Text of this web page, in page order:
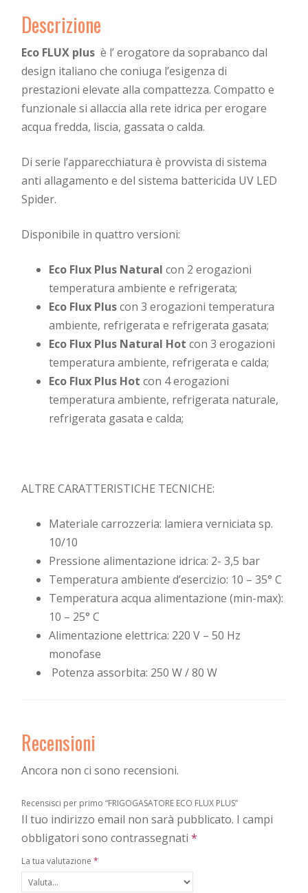
Descrizione
Eco FLUX plus è l’ erogatore da soprabanco dal
design italiano che coniuga l’esigenza di
prestazioni elevate alla compattezza. Compatto e
funzionale si allaccia alla rete idrica per erogare
acqua fredda, liscia, gassata o calda.
Di serie l’apparecchiatura è provvista di sistema
anti allagamento e del sistema battericida UV LED
Spider.
Disponibile in quattro versioni:
Eco Flux Plus Natural con 2 erogazioni
temperatura ambiente e refrigerata;
Eco Flux Pluscon 3 erogazioni temperatura
ambiente, refrigerata e refrigerata gasata;
Eco Flux Plus Natural Hot con 3 erogazioni
temperatura ambiente, refrigerata e calda;
Eco Flux Plus Hot con 4 erogazioni
temperatura ambiente, refrigerata naturale,
refrigerata gasata e calda;
ALTRE CARATTERISTICHE TECNICHE:
Materiale carrozzeria: lamiera verniciata sp.
10/10
Pressione alimentazione idrica: 2- 3,5 bar
Temperatura ambiente d’esercizio: 10 – 35° C
Temperatura acqua alimentazione (min-max):
10 – 25° C
Alimentazione elettrica: 220 V – 50 Hz
monofase
Potenza assorbita: 250 W / 80 W
Recensioni
Ancora non ci sono recensioni.
Recensisci per primo “FRIGOGASATORE ECO FLUX PLUS”
Il tuo indirizzo email non sarà pubblicato. I campi
obbligatori sono contrassegnati *
La tua valutazione *